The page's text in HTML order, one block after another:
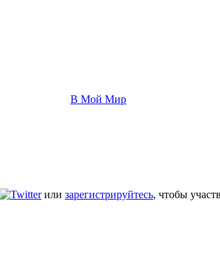
В Мой Мир
или зарегистрируйтесь, чтобы